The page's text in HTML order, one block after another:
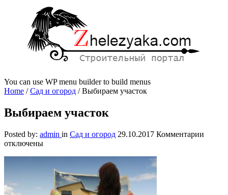
You can use WP menu builder to build menus
Home /Сад и огород /Выбираем участок
Выбираем участок
Posted by: admin in Сад и огород 29.10.2017 Комментарии
отключены